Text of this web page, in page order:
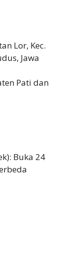
Lor, Kec.
Jawa
Pati dan
Buka 24